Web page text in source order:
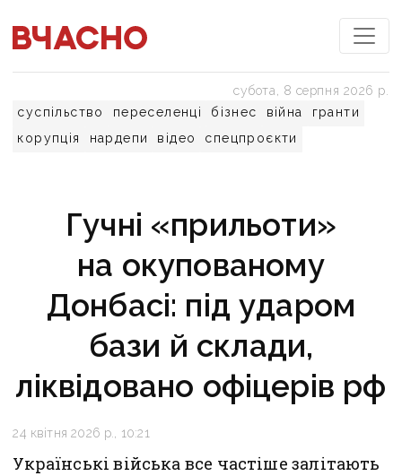
суспільство переселенці бізнес війна
гранти
корупція
нардепи відео спецпроєкти
субота, 8 серпня 2026 р.
Гучні «прильоти»
на окупованому
Донбасі: під ударом
бази й склади,
ліквідовано офіцерів рф
24 квітня 2026 р., 10:21
Українські війська все частіше залітають